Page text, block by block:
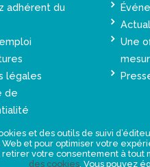
adhérent du
légales
de
Une
et des outils de suivi
et pour optimiser votre
votre consentement à tout
des cookies. Vous pouvez